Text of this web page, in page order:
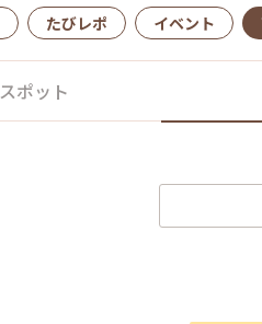
たびレポ イベント
スポット